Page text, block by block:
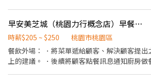
負責結帳、收銀等工作。 餐飲內場： ．擔任
前與烹飪中之準備工作與其他餐廳相關事務。
切各種食材。 ．負責清理工作環境、設備和餐
所需要的食材。 ．協助測量食材的容量與重量
早安美芝城（桃園力行概念店）早餐店長期工讀生
時薪$205 ~ $250
桃園市桃園區
餐飲外場： ．將菜單遞給顧客、解決顧客提
上的建議。 ．後續將顧客點餐訊息通知廚房做